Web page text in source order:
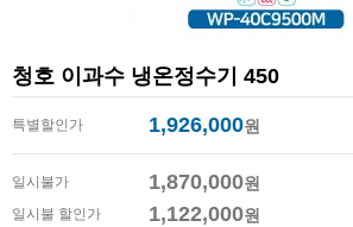
청호 이과수 냉온정수기 450
특별할인가 1,926,000원
일시불가 1,870,000원
일시불 할인가 1,122,000원